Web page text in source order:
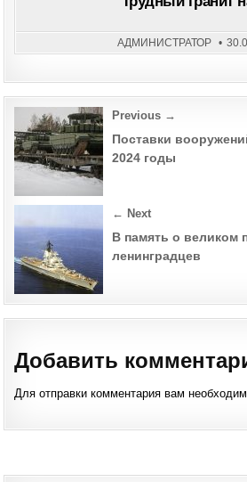
АДМИНИСТРАТОР
Post
navigation
Previous →
Поставки
2024 годы
← Next
В память о великом
ленинградцев
Добавить
Для отправки комментария вам